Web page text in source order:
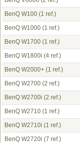
BenQ W100 (1 ref.)
BenQ W1000 (1 ref.)
BenQ W1700 (1 ref.)
BenQ W1800i (4 ref.)
BenQ W2000+ (1 ref.)
BenQ W2700 (2 ref.)
BenQ W2700i (2 ref.)
BenQ W2710 (1 ref.)
BenQ W2710i (1 ref.)
BenQ W2720i (7 ref.)